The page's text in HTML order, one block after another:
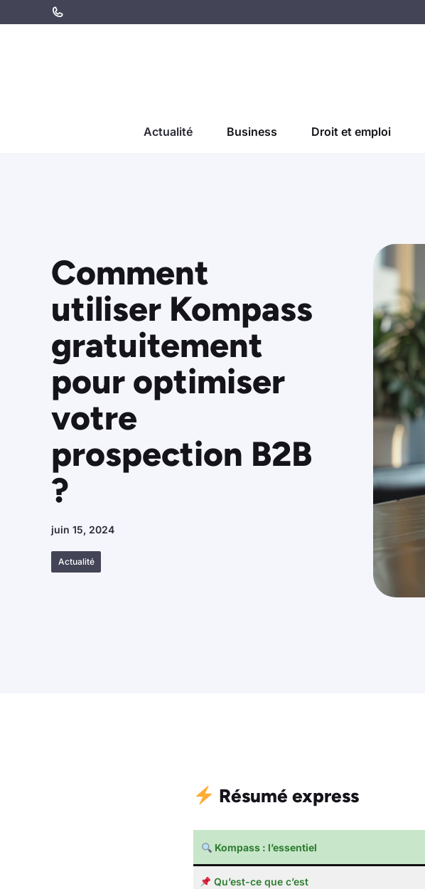
au
Actualité Business Droit et emploi
Comment
utiliser Kompass
gratuitement
pour optimiser
votre
prospection B2B
?
juin 15, 2024
Actualité
Résumé express
Kompass : l’essentiel
Qu’est-ce que c’est